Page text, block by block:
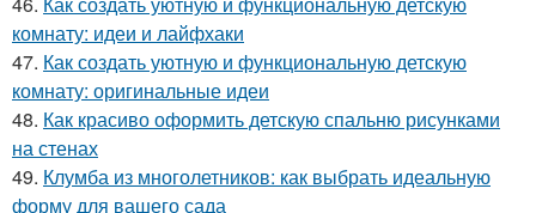
комнату: идеи и лайфхаки
47. Как создать уютную и функциональную детскую
комнату: оригинальные идеи
48. Как красиво оформить детскую спальню рисунками
на стенах
49. Клумба из многолетников: как выбрать идеальную
форму для вашего сада